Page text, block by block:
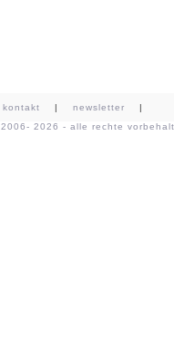
kontakt | newsletter |
2006- 2026 - alle rechte